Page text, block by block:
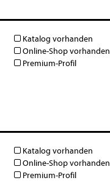
Katalog vorhanden
Online-Shop vorhanden
Premium-Profil
Katalog vorhanden
Online-Shop vorhanden
Premium-Profil